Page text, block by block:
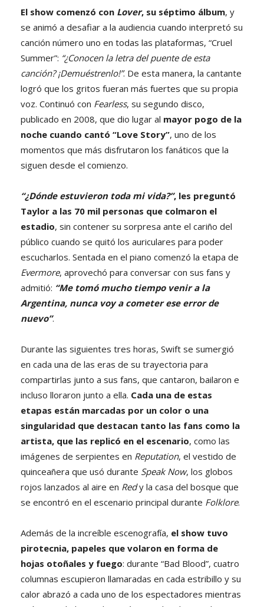
El show comenzó con Lover, su séptimo álbum, y
se animó a desafiar a la audiencia cuando interpretó su
canción número uno en todas las plataformas, “Cruel
Summer”: “¿Conocen la letra del puente de esta
canción? ¡Demuéstrenlo!”. De esta manera, la cantante
logró que los gritos fueran más fuertes que su propia
voz. Continuó con Fearless, su segundo disco,
publicado en 2008, que dio lugar al mayor pogo de la
noche cuando cantó “Love Story”, uno de los
momentos que más disfrutaron los fanáticos que la
siguen desde el comienzo.
“¿Dónde estuvieron toda mi vida?”, les preguntó
Taylor a las 70 mil personas que colmaron el
estadio, sin contener su sorpresa ante el cariño del
público cuando se quitó los auriculares para poder
escucharlos. Sentada en el piano comenzó la etapa de
Evermore, aprovechó para conversar con sus fans y
admitió: “Me tomó mucho tiempo venir a la
Argentina, nunca voy a cometer ese error de
nuevo”.
Durante las siguientes tres horas, Swift se sumergió
en cada una de las eras de su trayectoria para
compartirlas junto a sus fans, que cantaron, bailaron e
incluso lloraron junto a ella. Cada una de estas
etapas están marcadas por un color o una
singularidad que destacan tanto las fans como la
artista, que las replicó en el escenario, como las
imágenes de serpientes en Reputation, el vestido de
quinceañera que usó durante Speak Now, los globos
rojos lanzados al aire en Redy la casa del bosque que
se encontró en el escenario principal durante Folklore.
Además de la increíble escenografía, el show tuvo
pirotecnia, papeles que volaron en forma de
hojas otoñales y fuego: durante “Bad Blood”, cuatro
columnas escupieron llamaradas en cada estribillo y su
calor abrazó a cada uno de los espectadores mientras